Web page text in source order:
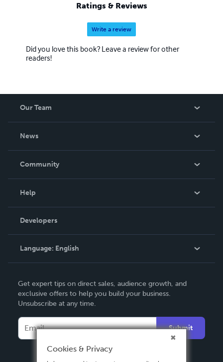
Ratings & Reviews
Write a review
Did you love this book? Leave a review for other
readers!
Our Team
News
In The News
Community
Podcast
Help
Order Lookup
Knowledge Base
Contact Support
Developers
Language: English
Deutsch
Français
Italiano
Español
Get expert tips on direct sales, audience growth, and
exclusive offers to help you build your business.
Unsubscribe at any time.
Submit
Cookies & Privacy